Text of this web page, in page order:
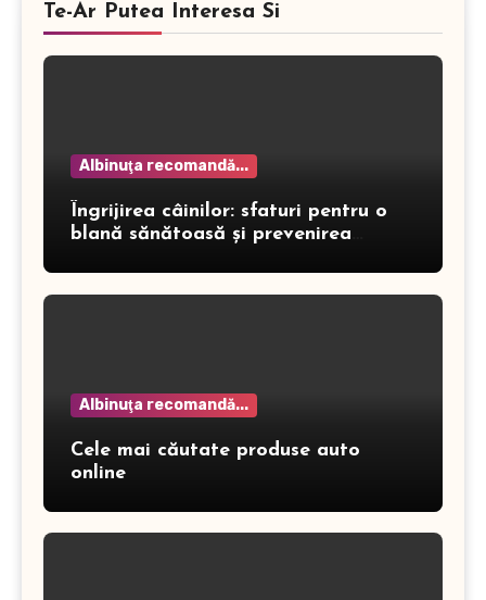
Te-Ar Putea Interesa Si
Albinuţa recomandă...
Îngrijirea câinilor: sfaturi pentru o
blană sănătoasă și prevenirea
Albinuţa recomandă...
Cele mai căutate produse auto
online